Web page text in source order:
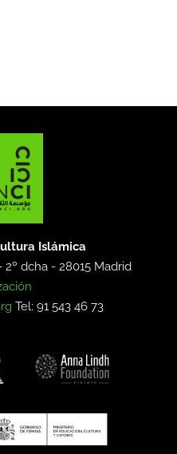
Islámica
2º dcha -28015 Madrid
Tel: 91 543 46 73